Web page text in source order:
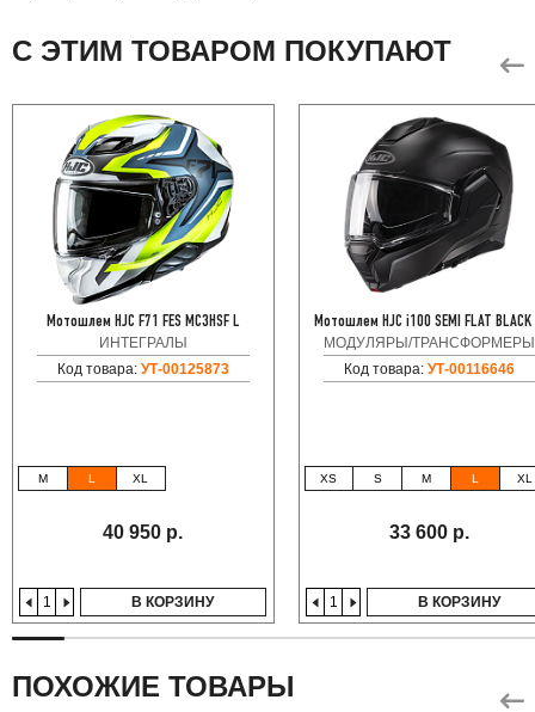
С ЭТИМ ТОВАРОМ ПОКУПАЮТ
Мотошлем HJC F71 FES MC3HSF L
ИНТЕГРАЛЫ
Код товара: УТ-00125873
M L XL
40 950 р.
В КОРЗИНУ
Мотошлем HJC i100 SEMI FLAT
МОДУЛЯРЫ/ТРАНСФОРМЕРЫ
Код товара: УТ-00116646
XS S M L XL
33 600 р.
В КОРЗИНУ
ПОХОЖИЕ ТОВАРЫ